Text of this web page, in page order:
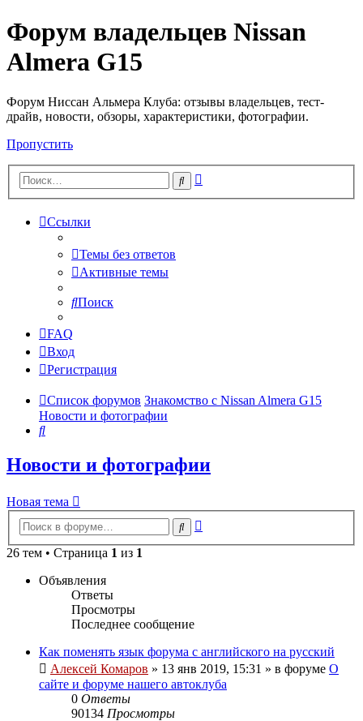
Форум владельцев Nissan
Almera G15
Форум Ниссан Альмера Клуба: отзывы владельцев, тест-
драйв, новости, обзоры, характеристики, фотографии.
Пропустить
Поиск
Ссылки
Темы без ответов
Активные темы
Поиск
FAQ
Вход
Регистрация
Список форумов Знакомство с Nissan Almera G15
Новости и фотографии
Поиск
Новости и фотографии
Новая тема
Поиск
26 тем • Страница 1 из 1
Объявления
Ответы
Просмотры
Последнее сообщение
Как поменять язык форума с английского на русский
Алексей Комаров » 13 янв 2019, 15:31 » в форуме О
сайте и форуме нашего автоклуба
0 Ответы
90134 Просмотры